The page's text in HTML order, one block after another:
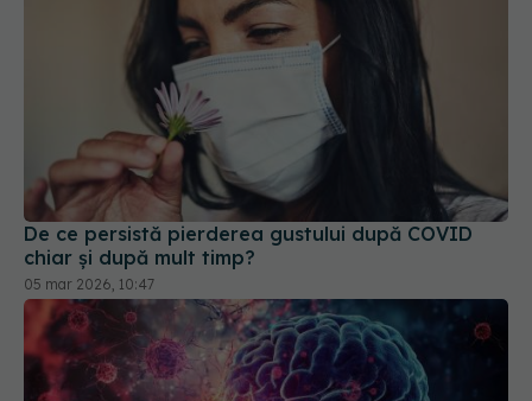
De ce persistă pierderea gustului după COVID
chiar și după mult timp?
05 mar 2026, 10:47